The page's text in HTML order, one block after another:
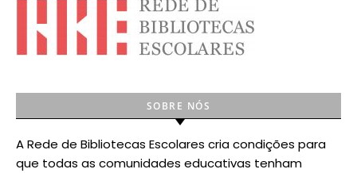
SOBRE NÓS
A Rede de Bibliotecas Escolares cria condições para
que todas as comunidades educativas tenham